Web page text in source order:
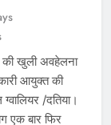
खुली अवहेलना
आयुक्त की
/दतिया।
एक बार फिर